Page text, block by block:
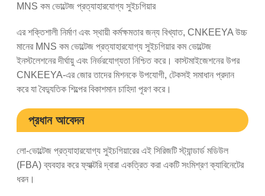
MNS কম ভোল্টেজ প্রত্যাহারযোগ্য সুইচগিয়ার
এর শক্তিশালী নির্মাণ এবং স্থায়ী কর্মক্ষমতার জন্য বিখ্যাত, CNKEEYA উচ্চ
মানের MNS কম ভোল্টেজ প্রত্যাহারযোগ্য সুইচগিয়ার কম ভোল্টেজ
ইনস্টলেশনের দীর্ঘায়ু এবং নির্ভরযোগ্যতা নিশ্চিত করে। কাস্টমাইজেশনের উপর
CNKEEYA-এর জোর তাদের মিশনকে উপযোগী, টেকসই সমাধান প্রদান
করে যা বৈদ্যুতিক শিল্পের বিকাশমান চাহিদা পূরণ করে।
প্রধান আবেদন
লো-ভোল্টেজ প্রত্যাহারযোগ্য সুইচগিয়ারের এই সিরিজটি স্ট্যান্ডার্ড মডিউল
(FBA) ব্যবহার করে ফ্যাক্টরি দ্বারা একত্রিত করা একটি সংমিশ্রণ ক্যাবিনেটের
ধরন।